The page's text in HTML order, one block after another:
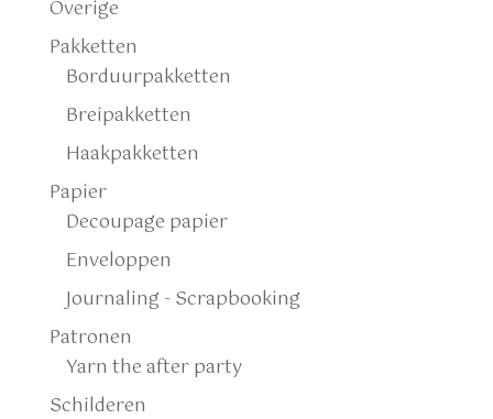
Overige
Pakketten
Borduurpakketten
Breipakketten
Haakpakketten
Papier
Decoupage papier
Enveloppen
Journaling - Scrapbooking
Patronen
Yarn the after party
Schilderen